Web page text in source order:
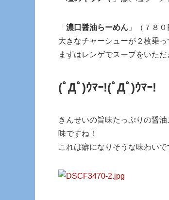
「 濃口醤油らーめん 」（７８０
大きなチャーシューが２枚乗っ
まずはレンゲでスープをいただ
(ﾟДﾟ)ｳﾏｰ!(ﾟДﾟ)ｳﾏｰ!
きんせいの旨味たっぷりの醤
味ですね！
これは癖になりそうな味わいで